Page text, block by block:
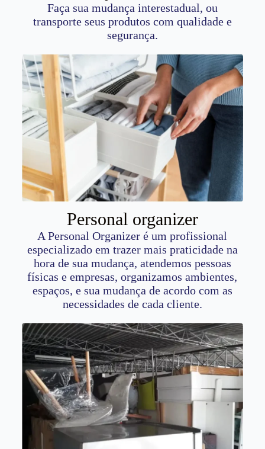
Faça sua mudança interestadual, ou
transporte seus produtos com qualidade e
segurança.
Personal organizer
A Personal Organizer é um profissional
especializado em trazer mais praticidade na
hora de sua mudança, atendemos pessoas
físicas e empresas, organizamos ambientes,
espaços, e sua mudança de acordo com as
necessidades de cada cliente.